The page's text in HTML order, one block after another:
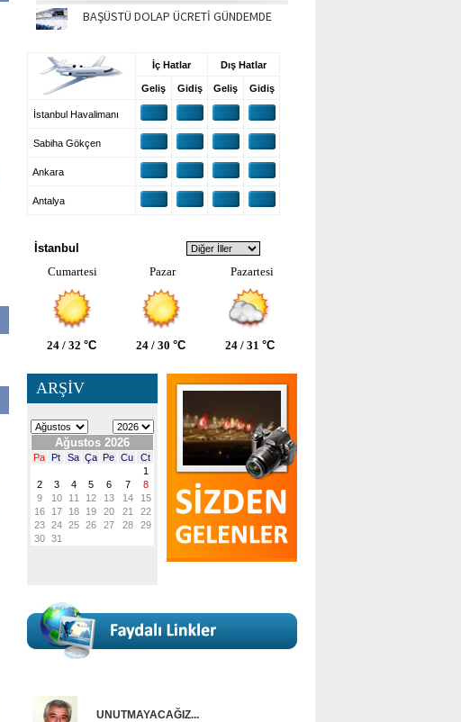
BAŞÜSTÜ DOLAP ÜCRETİ GÜNDEMDE
İç Hatlar Dış Hatlar
Geliş Gidiş Geliş Gidiş
İstanbul Havalimanı
Sabiha Gökçen
Ankara
Antalya
İstanbul
Cumartesi
Pazar Pazartesi
24 / 32 °C 24 / 30 °C 24 / 31 °C
ARŞİV
UNUTMAYACAĞIZ...